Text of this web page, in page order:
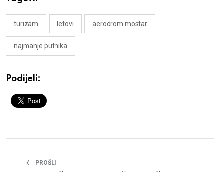
turizam letovi aerodrom mostar
najmanje putnika
Podijeli:
PROŠLI